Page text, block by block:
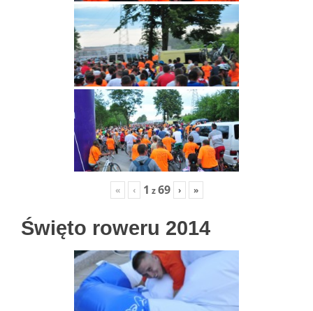
« ‹ 1 z69 › »
Święto roweru 2014